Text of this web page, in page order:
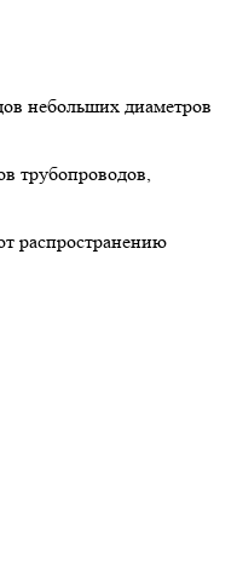
небольших диаметров
трубопроводов,
распространению